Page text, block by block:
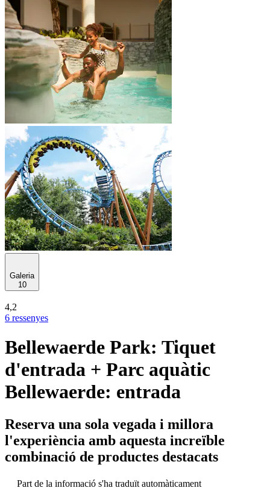
Galeria
10
4,2
6 ressenyes
Bellewaerde Park: Tiquet
d'entrada + Parc aquàtic
Bellewaerde: entrada
Reserva una sola vegada i millora
l'experiència amb aquesta increïble
combinació de productes destacats
Part de la informació s'ha traduït automàticament